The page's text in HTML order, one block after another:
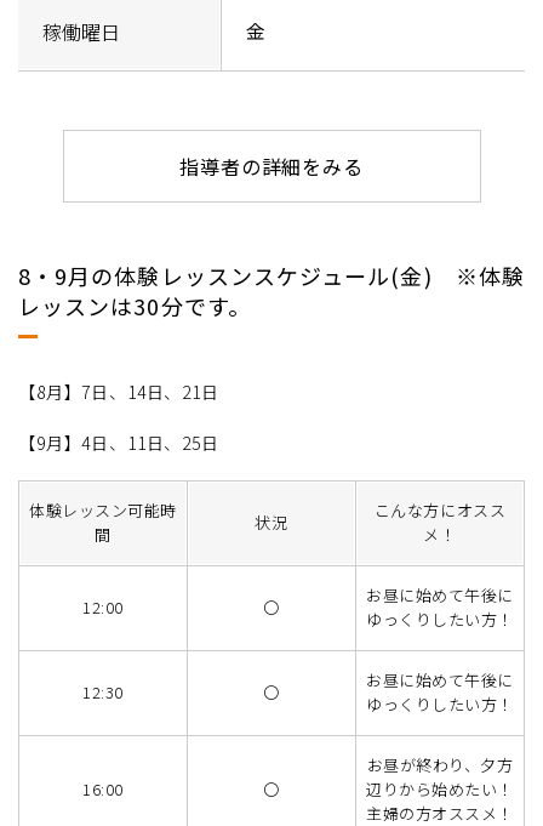
稼働曜日 金
指導者の詳細をみる
8・9月の体験レッスンスケジュール(金) ※体験
レッスンは30分です。
【8月】7日、14日、21日
【9月】4日、11日、25日
体験レッスン可能時
間
状況
こんな方にオスス
メ！
12:00 〇
お昼に始めて午後に
ゆっくりしたい方！
12:30 〇
お昼に始めて午後に
ゆっくりしたい方！
16:00 〇
お昼が終わり、夕方
辺りから始めたい！
主婦の方オススメ！